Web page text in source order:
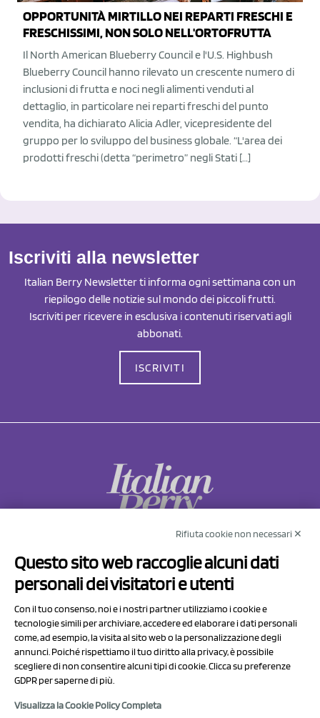
OPPORTUNITÀ MIRTILLO NEI REPARTI FRESCHI E
FRESCHISSIMI, NON SOLO NELL'ORTOFRUTTA
Il North American Blueberry Council e l'U.S. Highbush
Blueberry Council hanno rilevato un crescente numero di
inclusioni di frutta e noci negli alimenti venduti al
dettaglio, in particolare nei reparti freschi del punto
vendita, ha dichiarato Alicia Adler, vicepresidente del
gruppo per lo sviluppo del business globale. “L'area dei
prodotti freschi (detta “perimetro” negli Stati […]
Iscriviti alla newsletter
Italian Berry Newsletter ti informa ogni settimana con un
riepilogo delle notizie sul mondo dei piccoli frutti.
Iscriviti per ricevere in esclusiva i contenuti riservati agli
abbonati.
ISCRIVITI
Via Prov.le Sassuolo Vignola 315/1
41057 Spilamberto (MO)
P.I/C.F. 01041460369
REA: MO 208553
Capitale sociale Euro 50.000,00 i.v.
Rifiuta cookie non necessari ✕
Questo sito web raccoglie alcuni dati
personali dei visitatori e utenti
Con il tuo consenso, noi e i nostri partner utilizziamo i cookie e
tecnologie simili per archiviare, accedere ed elaborare i dati personali
come, ad esempio, la visita al sito web o la personalizzazione degli
annunci. Poiché rispettiamo il tuo diritto alla privacy, è possibile
scegliere di non consentire alcuni tipi di cookie. Clicca su preferenze
GDPR per saperne di più.
Visualizza la Cookie Policy Completa